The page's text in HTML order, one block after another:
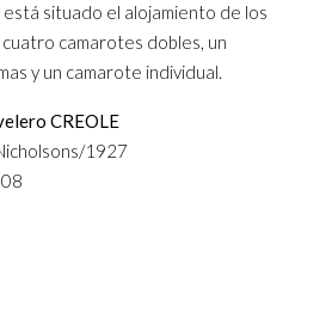
situado el alojamiento de los
camarotes dobles, un
y un camarote individual.
CREOLE
1927